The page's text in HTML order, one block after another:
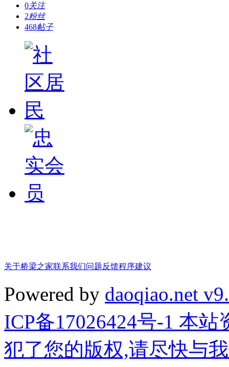
0关注
2粉丝
468帖子
关于桥梁之家联系我们问题反馈程序建议
Powered by daoqiao.net
ICP备17026424号-1 本
犯了您的版权,请尽快与